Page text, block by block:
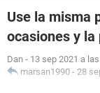
Use la misma
ocasiones y
Dan - 13 sep 2021 a
marsan1990 - 28